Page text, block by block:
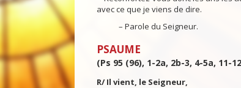
avec ce que je viens de dire.
– Parole du Seigneur.
PSAUME
(Ps 95 (96), 1-2a, 2b-3, 4-5a, 11-
R/ Il vient, le Seigneur,